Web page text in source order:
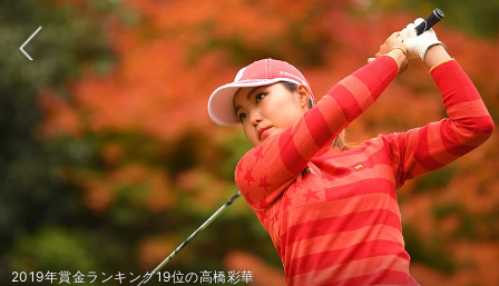
バ
2019年賞金ランキング19位の高橋彩華